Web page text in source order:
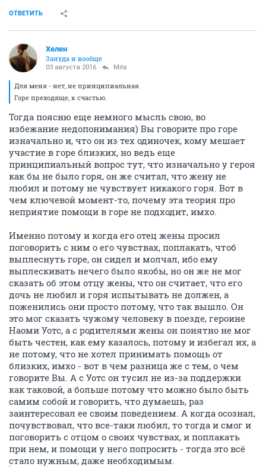
ОТВЕТИТЬ
Хелен
Зануда и вообще
03 августа 2016 Mita
Для меня - нет, не принципиальная.
Горе преходяще, к счастью.
Тогда поясню еще немного мысль свою, во
избежание недопонимания) Вы говорите про горе
изначально и, что он из тех одиночек, кому мешает
участие в горе близких, но ведь еще
принципиальный вопрос тут, что изначально у героя
как бы не было горя, он же считал, что жену не
любил и потому не чувствует никакого горя. Вот в
чем ключевой момент-то, почему эта теория про
неприятие помощи в горе не подходит, имхо.
Именно потому и когда его отец жены просил
поговорить с ним о его чувствах, поплакать, чтоб
выплеснуть горе, он сидел и молчал, ибо ему
выплескивать нечего было якобы, но он же не мог
сказать об этом отцу жены, что он считает, что его
дочь не любил и горя испытывать не должен, а
поженились они просто потому, что так вышло. Он
это мог сказать чужому человеку в поезде, героине
Наоми Уотс, а с родителями жены он понятно не мог
быть честен, как ему казалось, потому и избегал их, а
не потому, что не хотел принимать помощь от
близких, имхо - вот в чем разница же с тем, о чем
говорите Вы. А с Уотс он тусил не из-за поддержки
как таковой, а больше потому что можно было быть
самим собой и говорить, что думаешь, раз
заинтересовал ее своим поведением. А когда осознал,
почувствовал, что все-таки любил, то тогда и смог и
поговорить с отцом о своих чувствах, и поплакать
при нем, и помощи у него попросить - тогда это всё
стало нужным, даже необходимым.